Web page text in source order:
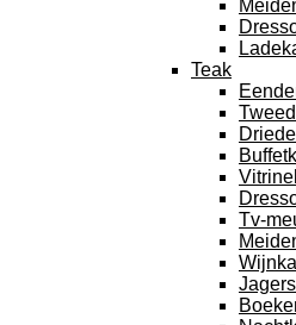
Teak
Tv-